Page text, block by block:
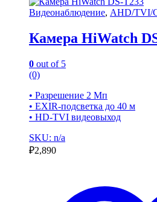
Видеонаблюдение, AHD/TVI/
Камера HiWatch
0 out of 5
(0)
• Разрешение 2 Мп
• EXIR-подсветка до 40 м
• HD-TVI видеовыход
SKU: n/a
₽2,890